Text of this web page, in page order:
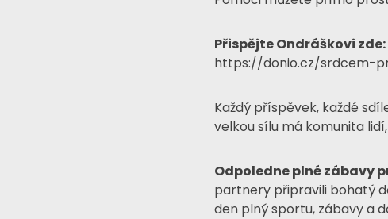
Přispějte Ondráškovi zde:
https://donio.cz/srdcem-
Každý příspěvek, každé
velkou sílu má komunita
Odpoledne plné zábavy
partnery připravili bohatý
den plný sportu, zábavy a